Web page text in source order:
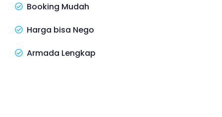
Booking Mudah
Harga bisa Nego
Armada Lengkap